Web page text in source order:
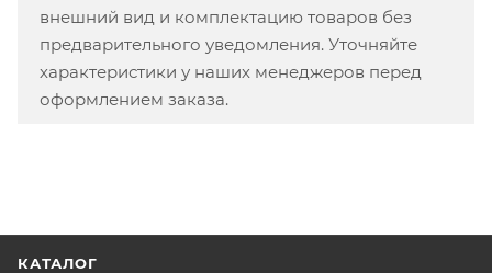
внешний вид и комплектацию товаров без
предварительного уведомления. Уточняйте
характеристики у наших менеджеров перед
оформлением заказа.
КАТАЛОГ